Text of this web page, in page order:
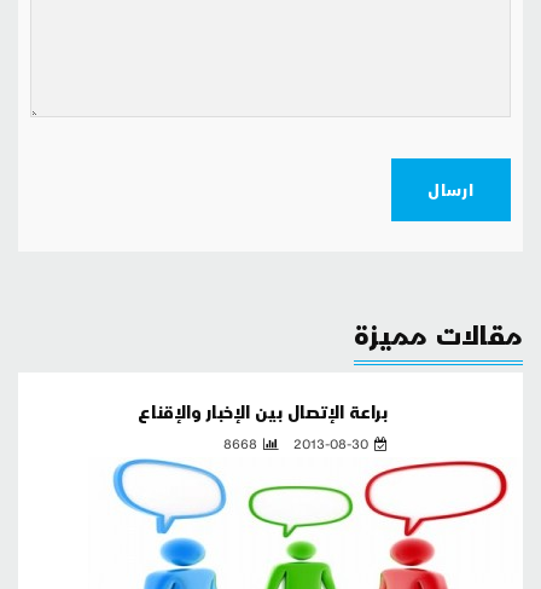
ارسال
مقالات مميزة
براعة الإتصال بين الإخبار والإقناع
2013-08-30
8668